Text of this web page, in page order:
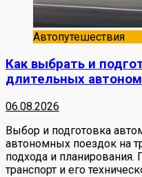
Автопутешествия
Как выбрать и
длительных
06.08.2026
Выбор и подготовка
автономных поездок на
подхода и
транспорт и его